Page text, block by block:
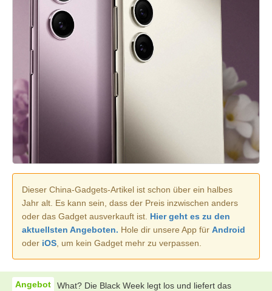
Dieser China-Gadgets-Artikel ist schon über ein halbes
Jahr alt. Es kann sein, dass der Preis inzwischen anders
oder das Gadget ausverkauft ist. Hier geht es zu den
aktuellsten Angeboten. Hole dir unsere App für Android
oder iOS , um kein Gadget mehr zu verpassen.
What? Die Black Week legt los und liefert das